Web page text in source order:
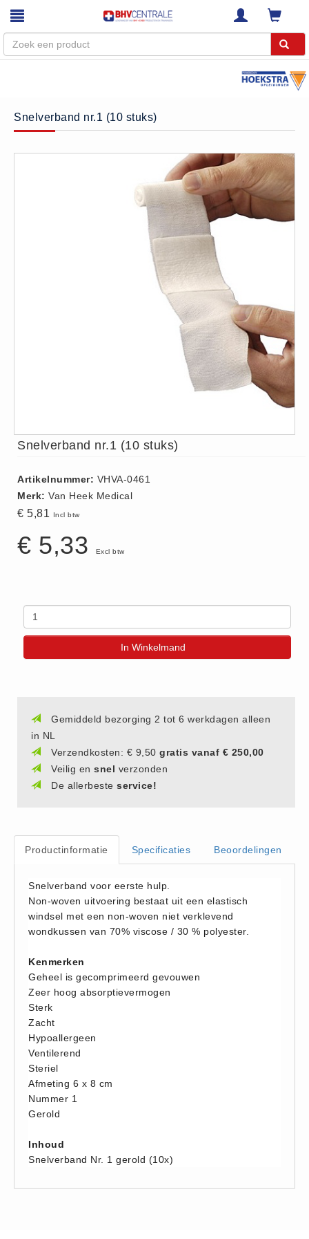
Home
Webshop
Trainingen
Betalingsmogelijkheden
Privacy
Algemene Voorwaarden
AED
AED apparaten (11)
AED batterijen (12)
AED binnen - buiten kasten (11)
Beademings materialen (6)
BHV Kasten
BHV kasten (5)
BHV Kleding
BHV middelen
BHV kasten (0)
Evacuatie - Zaklampen (0)
Kleding - Hesjes (0)
Brandblusmiddelen
Blusdekens (1)
Brandblussers (0)
Blusserkasten (3)
Poederblussers (5)
Snelverband nr.1 (10 stuks)
Snelverband nr.1 (10 stuks)
Artikelnummer: VHVA-0461
Merk: Van Heek Medical
€ 5,81 Incl btw
€ 5,33 Excl btw
In Winkelmand
Gemiddeld bezorging 2 tot 6 werkdagen alleen
in NL
Verzendkosten: € 9,50 gratis vanaf € 250,00
Veilig en snel verzonden
De allerbeste service!
Productinformatie Specificaties Beoordelingen
Snelverband voor eerste hulp.
Non-woven uitvoering bestaat uit een elastisch
windsel met een non-woven niet verklevend
wondkussen van 70% viscose / 30 % polyester.
Kenmerken
Geheel is gecomprimeerd gevouwen
Zeer hoog absorptievermogen
Sterk
Zacht
Hypoallergeen
Ventilerend
Steriel
Afmeting 6 x 8 cm
Nummer 1
Gerold
Inhoud
Snelverband Nr. 1 gerold (10x)